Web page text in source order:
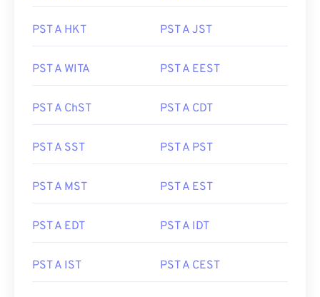
PST A HKT PST A JST
PST A WITA PST A EEST
PST A ChST PST A CDT
PST A SST PST A PST
PST A MST PST A EST
PST A EDT PST A IDT
PST A IST PST A CEST